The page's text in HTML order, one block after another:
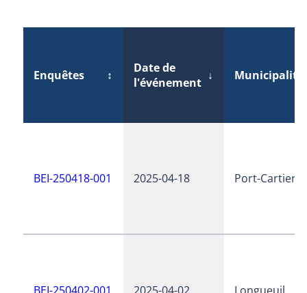
Enquêtes ↕
Date de
l'événement ↓ Municipalité
BEI-250418-001 2025-04-18 Port-Cartier